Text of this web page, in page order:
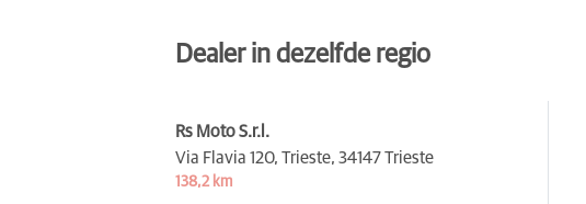
Dealer in dezelfde regio
Rs Moto S.r.l.
Via Flavia 120, Trieste, 34147 Trieste
138,2 km